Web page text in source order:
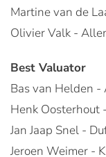
Martine van de
Olivier Valk -
Best Valuator
Bas van Helden -
Henk Oosterhout
Jan Jaap Snel -
Jeroen Weimer -